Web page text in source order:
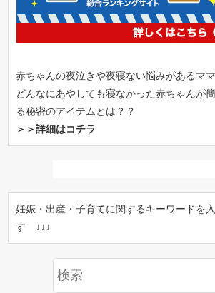
赤ちゃんの夜泣きや夜寝ない悩みがあるマ
どんなにあやしても寝なかった赤ちゃんが
る秘密のアイテムとは？？
＞＞詳細はコチラ
妊娠・出産・子育てに関するキーワードを
す ↓↓↓